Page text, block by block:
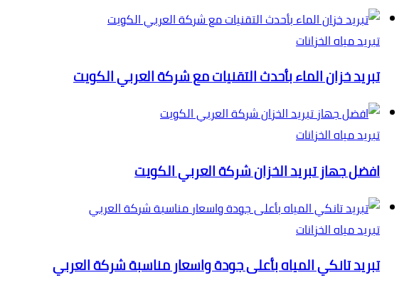
تبريد مياه الخزانات
تبريد خزان الماء بأحدث التقنيات مع شركة العربي الكويت
تبريد مياه الخزانات
افضل جهاز تبريد الخزان شركة العربي الكويت
تبريد مياه الخزانات
تبريد تانكي المياه بأعلى جودة واسعار مناسبة شركة العربي